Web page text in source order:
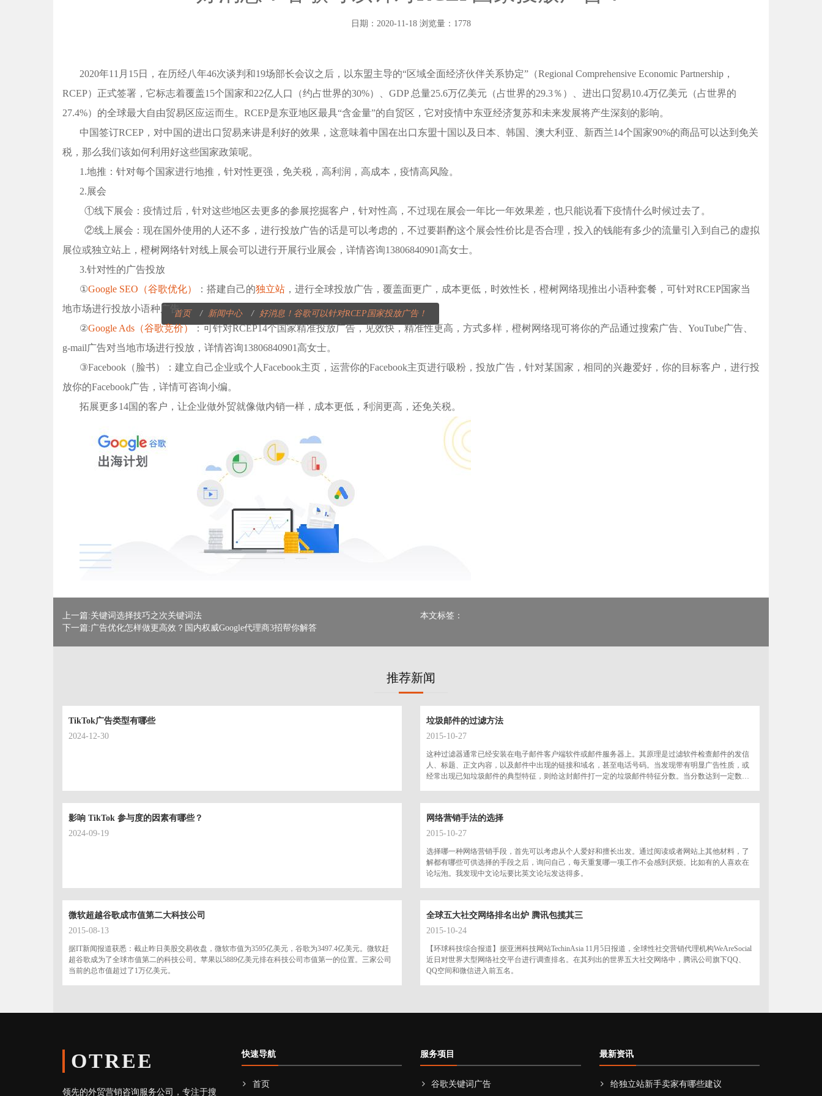
首页 新闻中心 好消息！谷歌可以针对RCEP国家投放广告！
日期：2020-11-18 浏览量：1778
2020年11月15日，在历经八年46次谈判和19场部长会议之后，以东盟主导的“区域全面经济伙伴关系协定”（Regional Comprehensive Economic Partnership，
RCEP）正式签署，它标志着覆盖15个国家和22亿人口（约占世界的30%）、GDP 总量25.6万亿美元（占世界的29.3％）、进出口贸易10.4万亿美元（占世界的
27.4%）的全球最大自由贸易区应运而生。RCEP是东亚地区最具“含金量”的自贸区，它对疫情中东亚经济复苏和未来发展将产生深刻的影响。
中国签订RCEP，对中国的进出口贸易来讲是利好的效果，这意味着中国在出口东盟十国以及日本、韩国、澳大利亚、新西兰14个国家90%的商品可以达到免关
税，那么我们该如何利用好这些国家政策呢。
1.地推：针对每个国家进行地推，针对性更强，免关税，高利润，高成本，疫情高风险。
2.展会
①线下展会：疫情过后，针对这些地区去更多的参展挖掘客户，针对性高，不过现在展会一年比一年效果差，也只能说看下疫情什么时候过去了。
②线上展会：现在国外使用的人还不多，进行投放广告的话是可以考虑的，不过要斟酌这个展会性价比是否合理，投入的钱能有多少的流量引入到自己的虚拟
展位或独立站上，橙树网络针对线上展会可以进行开展行业展会，详情咨询13806840901高女士。
3.针对性的广告投放
①Google SEO（谷歌优化） ：搭建自己的独立站 ，进行全球投放广告，覆盖面更广，成本更低，时效性长，橙树网络现推出小语种套餐，可针对RCEP国家当
地市场进行投放小语种广告。
②Google Ads（谷歌竞价）：可针对RCEP14个国家精准投放广告，见效快，精准性更高，方式多样，橙树网络现可将你的产品通过搜索广告、YouTube广告、
g-mail广告对当地市场进行投放，详情咨询13806840901高女士。
③Facebook（脸书）：建立自己企业或个人Facebook主页，运营你的Facebook主页进行吸粉，投放广告，针对某国家，相同的兴趣爱好，你的目标客户，进行投
放你的Facebook广告，详情可咨询小编。
拓展更多14国的客户，让企业做外贸就像做内销一样，成本更低，利润更高，还免关税。
上一篇:关键词选择技巧之次关键词法
下一篇:广告优化怎样做更高效？国内权威Google代理商3招帮你解答
本文标签：
推荐新闻
TikTok广告类型有哪些
2024-12-30
垃圾邮件的过滤方法
2015-10-27
这种过滤器通常已经安装在电子邮件客户端软件或邮件服务器上。其原理是过滤软件检查邮件的发信
人、标题、正文内容，以及邮件中出现的链接和域名，甚至电话号码。当发现带有明显广告性质，或
经常出现已知垃圾邮件的典型特征，则给这封邮件打一定的垃圾邮件特征分数。当分数达到一定数值
影响 TikTok 参与度的因素有哪些？
2024-09-19
网络营销手法的选择
2015-10-27
选择哪一种网络营销手段，首先可以考虑从个人爱好和擅长出发。通过阅读或者网站上其他材料，了
解都有哪些可供选择的手段之后，询问自己，每天重复哪一项工作不会感到厌烦。比如有的人喜欢在
论坛泡。我发现中文论坛要比英文论坛发达得多。
微软超越谷歌成市值第二大科技公司
2015-08-13
据IT新闻报道获悉：截止昨日美股交易收盘，微软市值为3595亿美元，谷歌为3497.4亿美元。微软赶
超谷歌成为了全球市值第二的科技公司。苹果以5889亿美元排在科技公司市值第一的位置。三家公司
当前的总市值超过了1万亿美元。
全球五大社交网络排名出炉 腾讯包揽其三
2015-10-24
【环球科技综合报道】据亚洲科技网站TechinAsia 11月5日报道，全球性社交营销代理机构WeAreSocial
近日对世界大型网络社交平台进行调查排名。在其列出的世界五大社交网络中，腾讯公司旗下QQ、
QQ空间和微信进入前五名。
OTREE
领先的外贸营销咨询服务公司，专注于搜
快速导航
首页
服务项目
谷歌关键词广告
最新资讯
给独立站新手卖家有哪些建议